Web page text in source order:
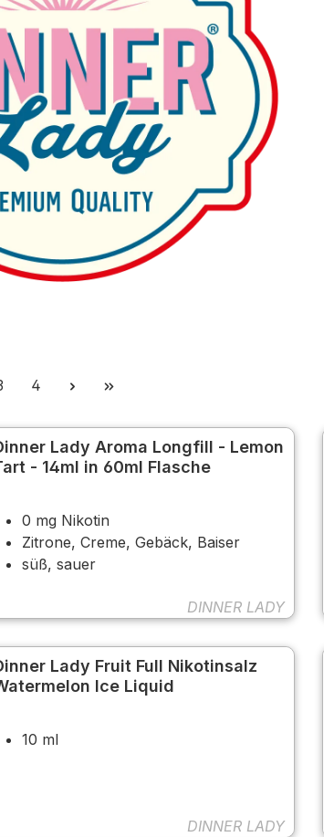
Seite
4
Lady Aroma Longfill - Lemon
- 14ml in 60ml Flasche
0 mg Nikotin
Zitrone, Creme, Gebäck, Baiser
süß, sauer
DINNER LADY
Lady Fruit Full Nikotinsalz
Ice Liquid
10 ml
DINNER LADY